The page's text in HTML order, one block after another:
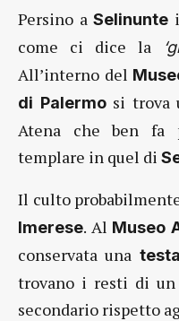
Persino a Selinunte
come ci dice la
All’interno del
di Palermosi trova
Atena che ben fa
templare in quel di
Il culto
Imerese. Al Museo
conservata una
trovano i resti di un
secondario rispetto